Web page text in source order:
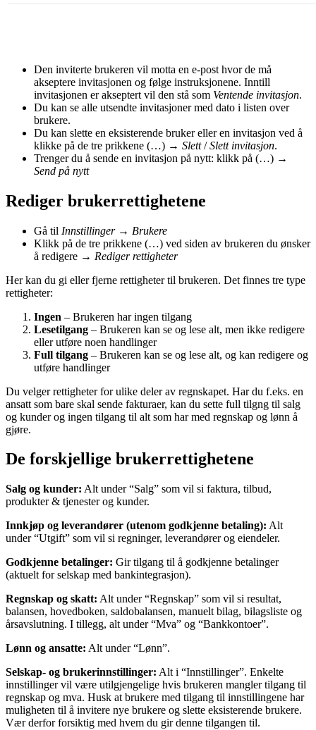
Den inviterte brukeren vil motta en e-post hvor de må
akseptere invitasjonen og følge instruksjonene. Inntill
invitasjonen er akseptert vil den stå som Ventende invitasjon.
Du kan se alle utsendte invitasjoner med dato i listen over
brukere.
Du kan slette en eksisterende bruker eller en invitasjon ved å
klikke på de tre prikkene (…) → Slett/Slett invitasjon.
Trenger du å sende en invitasjon på nytt: klikk på (…) →
Send på nytt
Rediger brukerrettighetene
Gå til Innstillinger→ Brukere
Klikk på de tre prikkene (…) ved siden av brukeren du ønsker
å redigere → Rediger rettigheter
Her kan du gi eller fjerne rettigheter til brukeren. Det finnes tre type
rettigheter:
Ingen – Brukeren har ingen tilgang
Lesetilgang – Brukeren kan se og lese alt, men ikke redigere
eller utføre noen handlinger
Full tilgang – Brukeren kan se og lese alt, og kan redigere og
utføre handlinger
Du velger rettigheter for ulike deler av regnskapet. Har du f.eks. en
ansatt som bare skal sende fakturaer, kan du sette full tilgng til salg
og kunder og ingen tilgang til alt som har med regnskap og lønn å
gjøre.
De forskjellige brukerrettighetene
Salg og kunder: Alt under “Salg” som vil si faktura, tilbud,
produkter & tjenester og kunder.
Innkjøp og leverandører (utenom godkjenne betaling): Alt
under “Utgift” som vil si regninger, leverandører og eiendeler.
Godkjenne betalinger: Gir tilgang til å godkjenne betalinger
(aktuelt for selskap med bankintegrasjon).
Regnskap og skatt: Alt under “Regnskap” som vil si resultat,
balansen, hovedboken, saldobalansen, manuelt bilag, bilagsliste og
årsavslutning. I tillegg, alt under “Mva” og “Bankkontoer”.
Lønn og ansatte: Alt under “Lønn”.
Selskap- og brukerinnstillinger: Alt i “Innstillinger”. Enkelte
innstillinger vil være utilgjengelige hvis brukeren mangler tilgang til
regnskap og mva. Husk at brukere med tilgang til innstillingene har
muligheten til å invitere nye brukere og slette eksisterende brukere.
Vær derfor forsiktig med hvem du gir denne tilgangen til.